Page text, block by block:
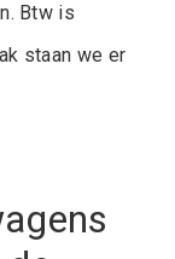
Btw is
staan we er